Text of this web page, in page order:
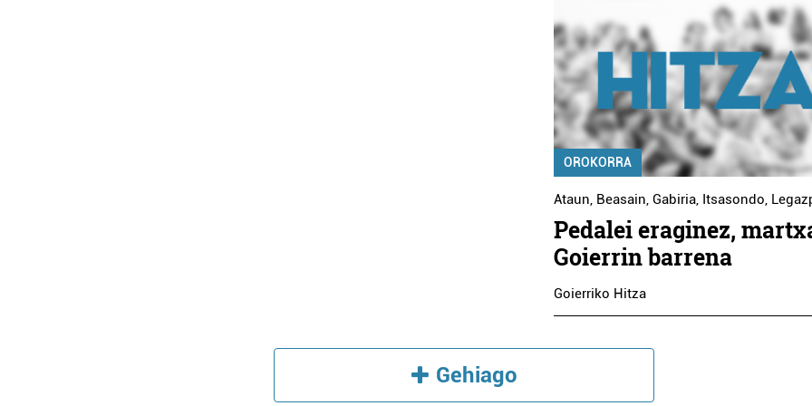
OROKORRA
Ataun, Beasain,Gabiria, Itsasondo,
Pedalei eraginez,
Goierrin barrena
Goierriko Hitza
Gehiago